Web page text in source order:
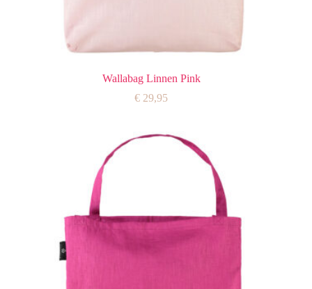
Wallabag Linnen Pink
€ 29,95